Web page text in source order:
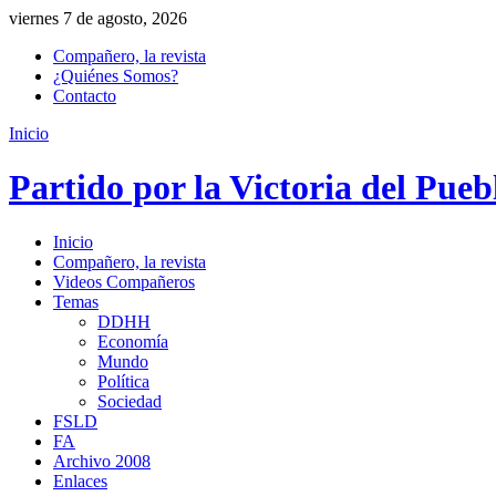
viernes 7 de agosto, 2026
Compañero, la revista
¿Quiénes Somos?
Contacto
Inicio
Partido por la Victoria del
Inicio
Compañero, la revista
Videos Compañeros
Temas
DDHH
Economía
Mundo
Política
Sociedad
FSLD
FA
Archivo 2008
Enlaces